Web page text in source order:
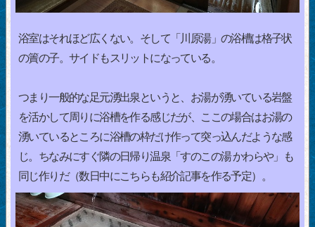
浴室はそれほど広くない。そして「川原湯」の浴槽は格子状
の簀の子。サイドもスリットになっている。
つまり一般的な足元湧出泉というと、お湯が湧いている岩盤
を活かして周りに浴槽を作る感じだが、ここの場合はお湯の
湧いているところに浴槽の枠だけ作って突っ込んだような感
じ。ちなみにすぐ隣の日帰り温泉「すのこの湯 かわらや」も
同じ作りだ（数日中にこちらも紹介記事を作る予定）。